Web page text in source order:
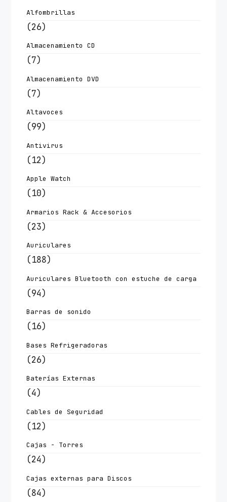
Alfombrillas
(26)
Almacenamiento CD
(7)
Almacenamiento DVD
(7)
Altavoces
(99)
Antivirus
(12)
Apple Watch
(10)
Armarios Rack & Accesorios
(23)
Auriculares
(188)
Auriculares Bluetooth con estuche de carga
(94)
Barras de sonido
(16)
Bases Refrigeradoras
(26)
Baterías Externas
(4)
Cables de Seguridad
(12)
Cajas - Torres
(24)
Cajas externas para Discos
(84)